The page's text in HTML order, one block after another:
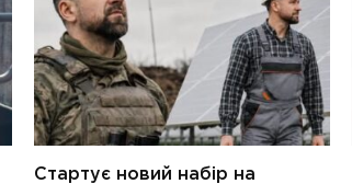
Стартує новий набір на